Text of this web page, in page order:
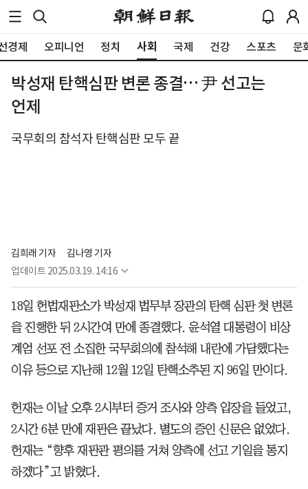
경제 오피니언 정치 사회 국제 건강 스포츠 문
박성재 탄핵심판 변론 종결… 尹 선고는
언제
국무회의 참석자 탄핵심판 모두 끝
김희래 기자
김나영 기자
업데이트 2025.03.19. 14:16
18일 헌법재판소가 박성재 법무부 장관의 탄핵 심판 첫 변론
을 진행한 뒤 2시간여 만에 종결했다. 윤석열 대통령이 비상
계엄 선포 전 소집한 국무회의에 참석해 내란에 가담했다는
이유 등으로 지난해 12월 12일 탄핵소추된 지 96일 만이다.
헌재는 이날 오후 2시부터 증거 조사와 양측 입장을 들었고,
2시간 6분 만에 재판은 끝났다. 별도의 증인 신문은 없었다.
헌재는 “향후 재판관 평의를 거쳐 양측에 선고 기일을 통지
하겠다”고 밝혔다.